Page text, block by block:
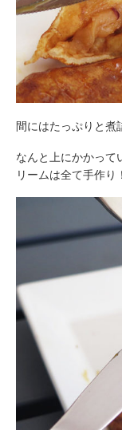
間にはたっぷりと煮
なんと上にかかって
リームは全て手作